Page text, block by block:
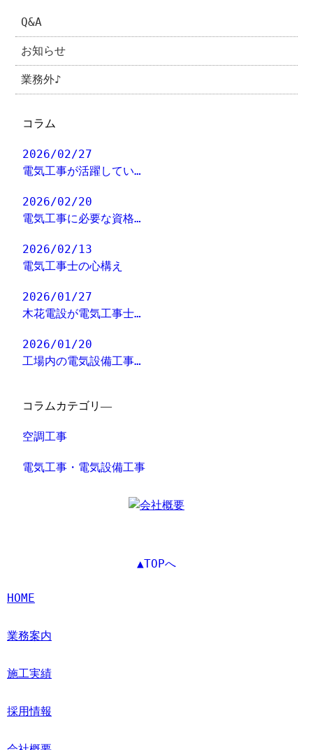
Q&A
お知らせ
業務外♪
コラム
2026/02/27
電気工事が活躍してい…
2026/02/20
電気工事に必要な資格…
2026/02/13
電気工事士の心構え
2026/01/27
木花電設が電気工事士…
2026/01/20
工場内の電気設備工事…
コラムカテゴリ―
空調工事
電気工事・電気設備工事
▲TOPへ
HOME
業務案内
施工実績
採用情報